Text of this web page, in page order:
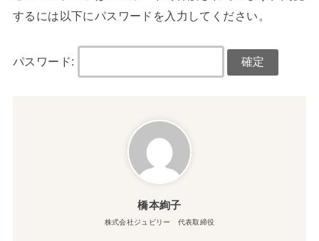
するには以下にパスワードを入力してください。
パスワード:
橋本絢子
株式会社ジュビリー 代表取締役